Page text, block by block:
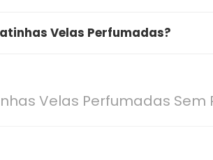
com uma oferta especial por
de "Ver Oferta" para conferir o
Velas Perfumadas?
Velas Perfumadas Sem